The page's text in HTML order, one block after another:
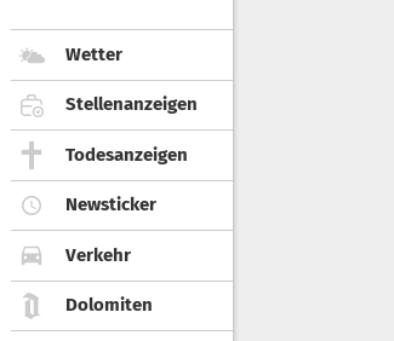
Wetter
Stellenanzeigen
Todesanzeigen
Newsticker
Verkehr
Dolomiten